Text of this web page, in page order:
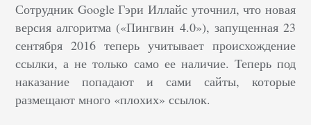
Сотрудник Google Гэри Иллайс уточнил, что новая
версия алгоритма («Пингвин 4.0»), запущенная 23
сентября 2016 теперь учитывает происхождение
ссылки, а не только само ее наличие. Теперь под
наказание попадают и сами сайты, которые
размещают много «плохих» ссылок.